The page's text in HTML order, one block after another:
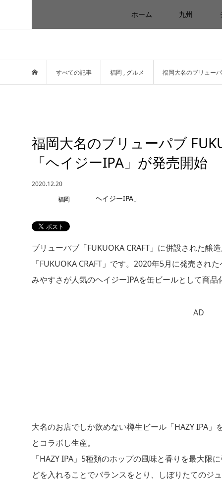
ホーム 九州
すべての記事 福岡 , グルメ 福岡大名のブリュー
福岡大名のブリューパブ
「ヘイジーIPA」が発売開始
2020.12.20
福岡
ブリューパブ「FUKUOKA CRAFT」に併設された醸
「FUKUOKA CRAFT」です。2020年5月に発売さ
みやすさが人気のヘイジーIPAを缶ビールとして商品
AD
大名のお店でしか飲めない樽生ビール「HAZY IPA
とコラボし生産。
「HAZY IPA」5種類のホップの風味と香りを最大
どを入れることでバランスをとり、しぼりたてのジ